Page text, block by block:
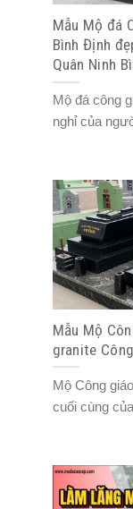
Mẫu Mộ đá
Bình Định
Quân Ninh
Mộ đá công
nghỉ của
Mẫu Mộ
granite
Mộ Công
cuối cùng